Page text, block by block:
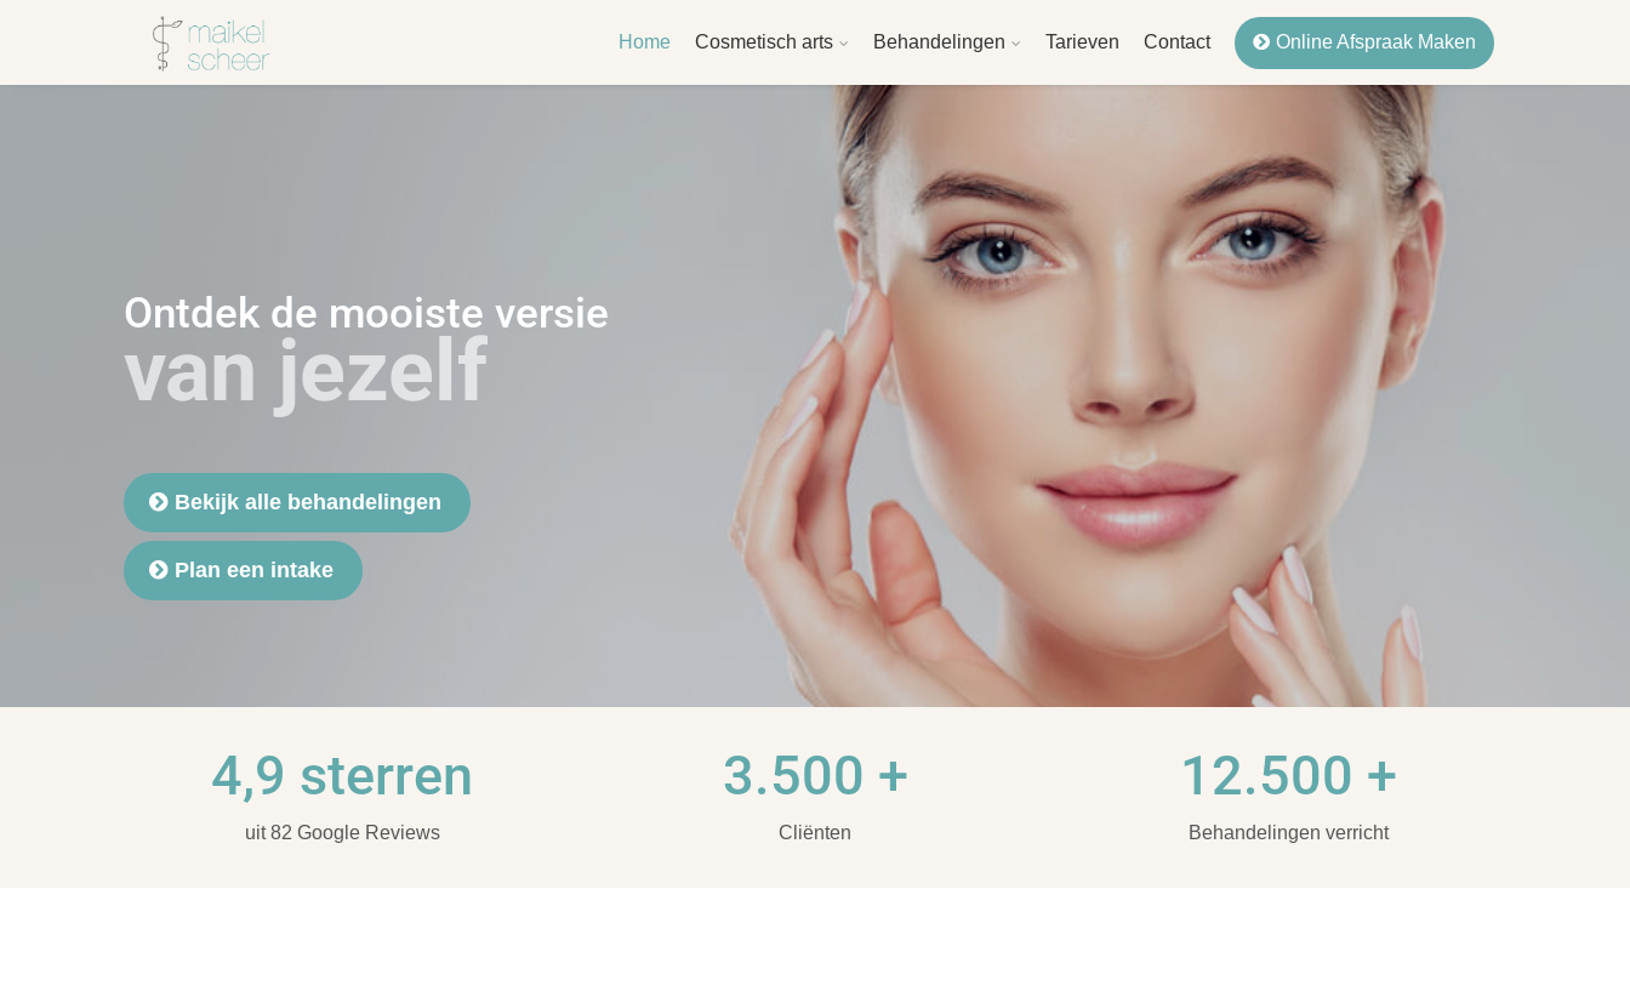
Home Cosmetisch arts Behandelingen Tarieven Contact Online Afspraak Maken
Ontdek de mooiste versie
van jezelf
Bekijk alle behandelingen
Plan een intake
4,9 sterren
uit 82 Google Reviews
3.500 +
Cliënten
12.500 +
Behandelingen verricht